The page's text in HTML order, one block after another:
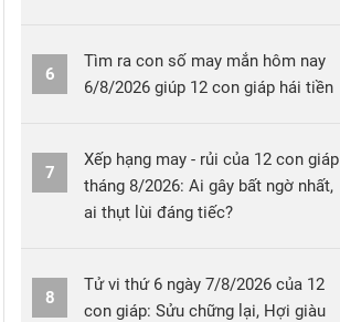
6
Tìm ra con số may mắn hôm nay
6/8/2026 giúp 12 con giáp hái tiền
7
Xếp hạng may - rủi của 12 con giáp
tháng 8/2026: Ai gây bất ngờ nhất,
ai thụt lùi đáng tiếc?
8
Tử vi thứ 6 ngày 7/8/2026 của 12
con giáp: Sửu chững lại, Hợi giàu